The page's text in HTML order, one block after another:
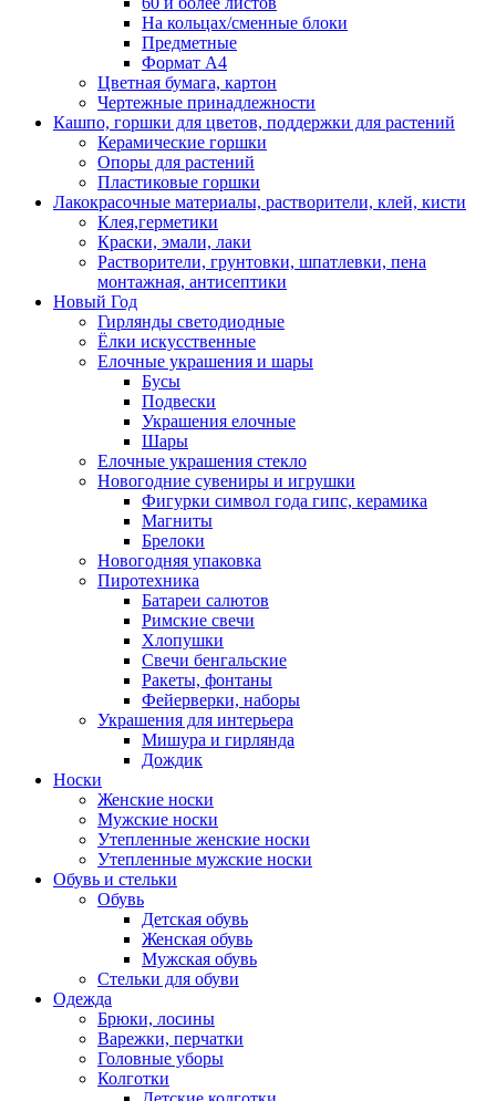
На кольцах/сменные блоки
Предметные
Формат А4
Цветная бумага, картон
Чертежные принадлежности
Кашпо, горшки для цветов, поддержки для растений
Керамические горшки
Опоры для растений
Пластиковые горшки
Лакокрасочные материалы, растворители, клей, кисти
Клея,герметики
Краски, эмали, лаки
Растворители, грунтовки, шпатлевки, пена
монтажная, антисептики
Новый Год
Гирлянды светодиодные
Ёлки искусственные
Елочные украшения и шары
Бусы
Подвески
Украшения елочные
Шары
Елочные украшения стекло
Новогодние сувениры и игрушки
Фигурки символ года гипс, керамика
Магниты
Брелоки
Новогодняя упаковка
Пиротехника
Батареи салютов
Римские свечи
Хлопушки
Свечи бенгальские
Ракеты, фонтаны
Фейерверки, наборы
Украшения для интерьера
Мишура и гирлянда
Дождик
Носки
Женские носки
Мужские носки
Утепленные женские носки
Утепленные мужские носки
Обувь и стельки
Обувь
Детская обувь
Женская обувь
Мужская обувь
Стельки для обуви
Одежда
Брюки, лосины
Варежки, перчатки
Головные уборы
Колготки